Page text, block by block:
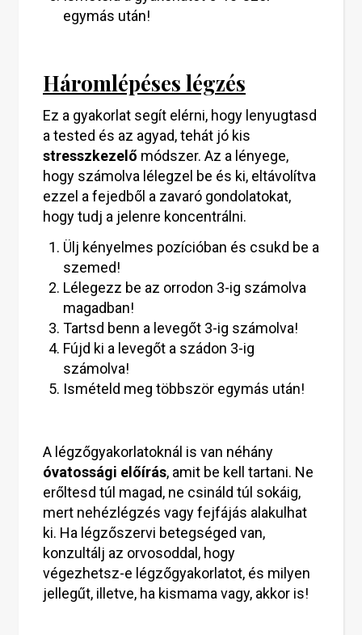
egymás után!
Háromlépéses légzés
Ez a gyakorlat segít elérni, hogy lenyugtasd
a tested és az agyad, tehát jó kis
stresszkezelő módszer. Az a lényege,
hogy számolva lélegzel be és ki, eltávolítva
ezzel a fejedből a zavaró gondolatokat,
hogy tudj a jelenre koncentrálni.
Ülj kényelmes pozícióban és csukd be a
szemed!
Lélegezz be az orrodon 3-ig számolva
magadban!
Tartsd benn a levegőt 3-ig számolva!
Fújd ki a levegőt a szádon 3-ig
számolva!
Ismételd meg többször egymás után!
A légzőgyakorlatoknál is van néhány
óvatossági előírás, amit be kell tartani. Ne
erőltesd túl magad, ne csináld túl sokáig,
mert nehézlégzés vagy fejfájás alakulhat
ki. Ha légzőszervi betegséged van,
konzultálj az orvosoddal, hogy
végezhetsz-e légzőgyakorlatot, és milyen
jellegűt, illetve, ha kismama vagy, akkor is!